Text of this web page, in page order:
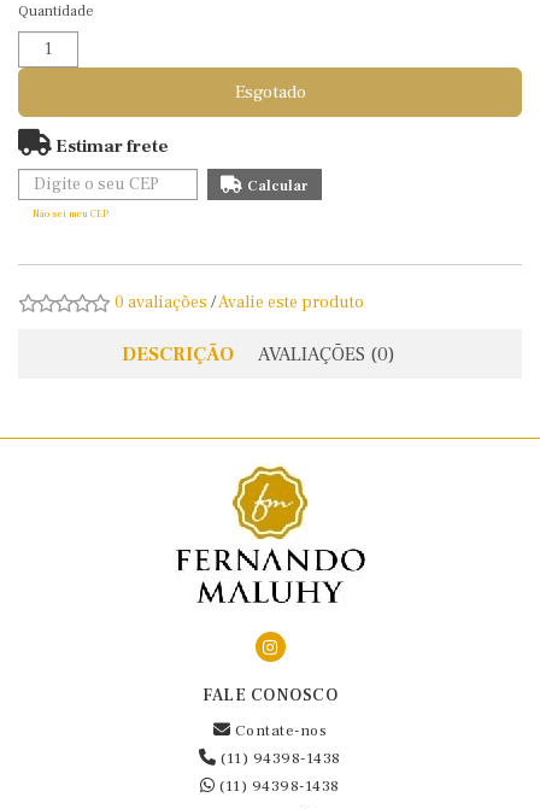
Quantidade
Esgotado
Estimar frete
Não sei meu CEP
0 avaliações /Avalie este produto
DESCRIÇÃO AVALIAÇÕES (0)
FALE CONOSCO
Contate-nos
(11) 94398-1438
(11) 94398-1438